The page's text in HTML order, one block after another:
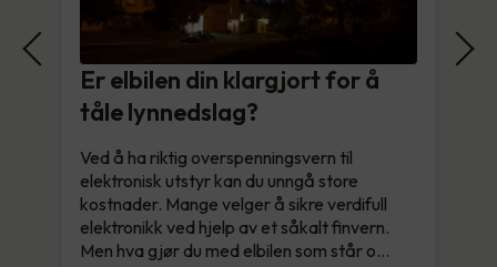
Er elbilen din klargjort for å
tåle lynnedslag?
Ved å ha riktig overspenningsvern til
elektronisk utstyr kan du unngå store
kostnader. Mange velger å sikre verdifull
elektronikk ved hjelp av et såkalt finvern.
Men hva gjør du med elbilen som står o…